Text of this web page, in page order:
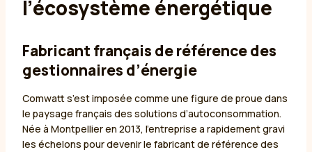
l’écosystème énergétique
Fabricant français de référence des
gestionnaires d’énergie
Comwatt s’est imposée comme une figure de proue dans
le paysage français des solutions d’autoconsommation.
Née à Montpellier en 2013, l’entreprise a rapidement gravi
les échelons pour devenir le fabricant de référence des